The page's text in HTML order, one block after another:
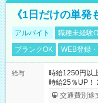
《1日だけの単
アルバイト 職種未経験
ブランクOK
WEB登録
給与
時給1250円
時給25％UP！
交通費別途